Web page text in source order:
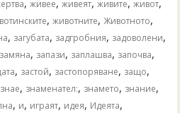
,живее,живеят,живите,живот,
,животните,Животното,
, загубата, задгробния, задоволени,
замяна, запази, заплашва, започва,
, застой, застопоряване, защо,
знае, знаменател:, знамето, знание,
, и, играят, идея, Идеята,